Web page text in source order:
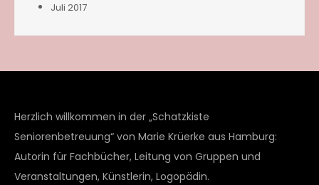
Juli 2017
Herzlich willkommen in der „Schatzkiste
Seniorenbetreuung“ von Marie Krüerke aus Hamburg:
Autorin für Fachbücher, Leitung von Gruppen und
Veranstaltungen, Künstlerin, Logopädin.